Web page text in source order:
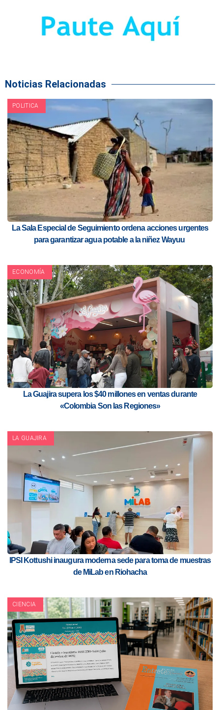
Noticias Relacionadas
POLITICA
La Sala Especial de Seguimiento ordena acciones urgentes
para garantizar agua potable a la niñez Wayuu
ECONOMÍA
La Guajira supera los $40 millones en ventas durante
«Colombia Son las Regiones»
LA GUAJIRA
IPSI Kottushi inaugura moderna sede para toma de muestras
de MiLab en Riohacha
CIENCIA